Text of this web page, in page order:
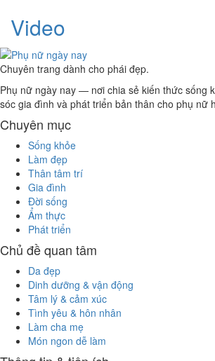
Video
Chuyên trang dành cho phái đẹp.
Phụ nữ ngày nay — nơi chia sẻ kiến thức sống
sóc gia đình và phát triển bản thân cho phụ nữ
Chuyên mục
Sống khỏe
Làm đẹp
Thân tâm trí
Gia đình
Đời sống
Ẩm thực
Phát triển
Chủ đề quan tâm
Da đẹp
Dinh dưỡng & vận động
Tâm lý & cảm xúc
Tình yêu & hôn nhân
Làm cha mẹ
Món ngon dễ làm